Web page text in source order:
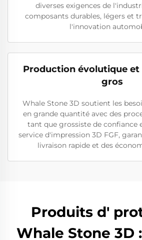
diverses exigences de
composants durables, légers et
l'innovation
Production évolutique et
gros
Whale Stone 3D soutient les
en grande quantité avec des
tant que grossiste de confiance
service d'impression 3D FGF,
livraison rapide et des
Produits d'
Whale Stone 3D